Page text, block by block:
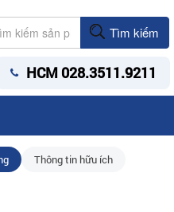
Tìm kiếm
HCM 028.3511.9211
Thông tin hữu ích